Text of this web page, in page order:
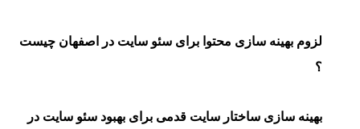
لزوم بهینه سازی محتوا برای سئو سایت در اصفهان چیست
؟
بهینه سازی ساختار سایت قدمی برای بهبود سئو سایت در